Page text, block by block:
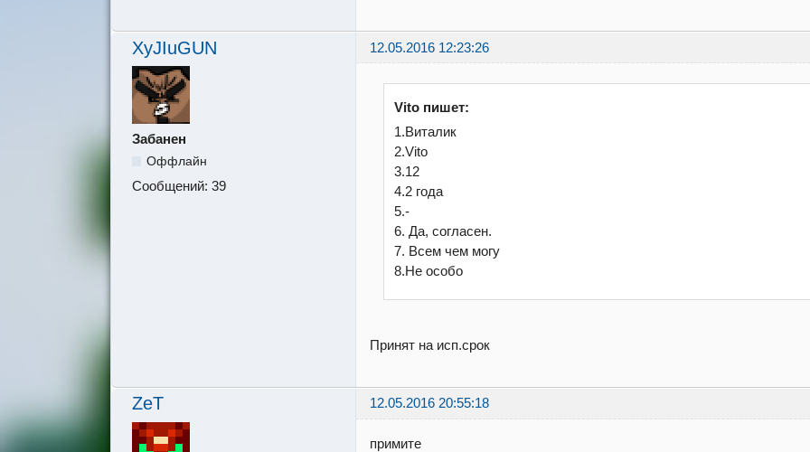
XyJIuGUN 12.05.2016 12:23:26
Забанен
Оффлайн
Сообщений: 39
Vito пишет:
1.Виталик
2.Vito
3.12
4.2 года
5.-
6. Да, согласен.
7. Всем чем могу
8.Не особо
Принят на исп.срок
ZeT 12.05.2016 20:55:18
примите